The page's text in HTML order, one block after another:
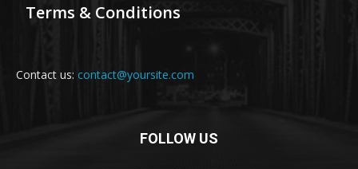
Terms & Conditions
Contact us: contact@yoursite.com
FOLLOW US